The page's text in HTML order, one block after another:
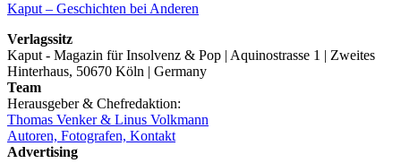
Kaput – Geschichten bei Anderen
Verlagssitz
Kaput - Magazin für Insolvenz & Pop | Aquinostrasse 1 | Zweites
Hinterhaus, 50670 Köln | Germany
Team
Herausgeber & Chefredaktion:
Thomas Venker & Linus Volkmann
Autoren, Fotografen, Kontakt
Advertising